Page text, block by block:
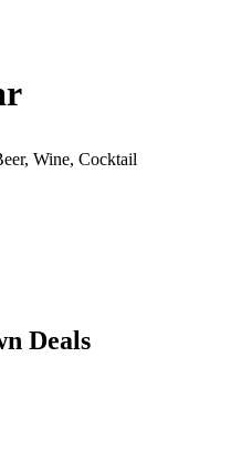
Wine, Cocktail
Deals